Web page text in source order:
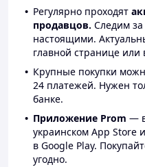
Регулярно проходят
продавцов. Следим
настоящими.
главной странице
Крупные покупки
24 платежей. Нужен
банке.
Приложение Prom —
украинском App Store
в Google Play.
угодно.